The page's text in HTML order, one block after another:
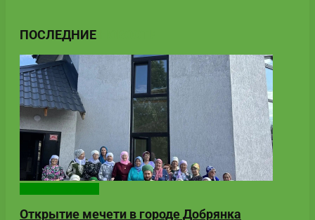
ПОСЛЕДНИЕ
Открытие мечети в городе Добрянка